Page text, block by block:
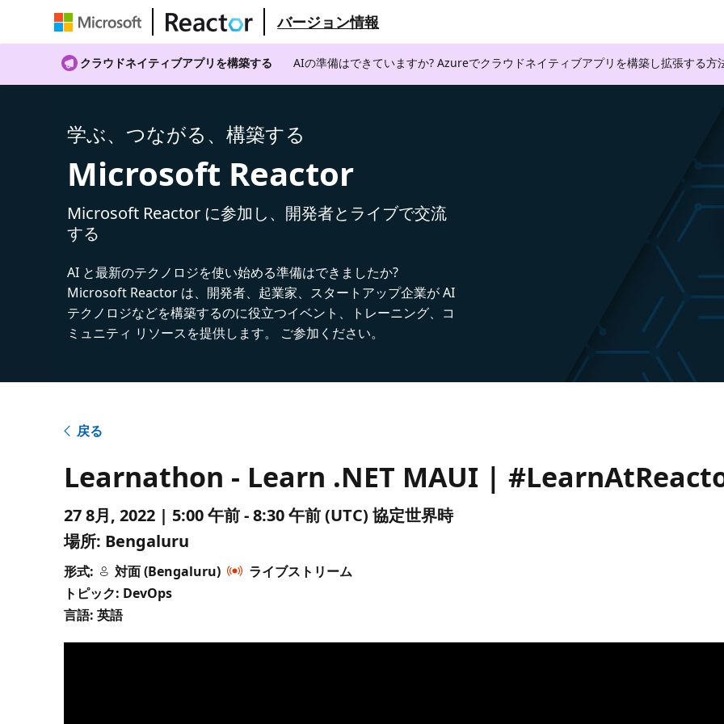
バージョン情報
クラウドネイティブアプリを構築する AIの準備はできていますか? Azureでクラウドネイティブアプリを構築し拡張する方
学ぶ、つながる、構築する
Microsoft Reactor
Microsoft Reactor に参加し、開発者とライブで交流
する
AI と最新のテクノロジを使い始める準備はできましたか?
Microsoft Reactor は、開発者、起業家、スタートアップ企業が AI
テクノロジなどを構築するのに役立つイベント、トレーニング、コ
ミュニティ リソースを提供します。 ご参加ください。
戻る
Learnathon - Learn .NET MAUI |
27 8月, 2022 | 5:00 午前 - 8:30 午前 (UTC) 協定世界時
場所: Bengaluru
形式: 対面 (Bengaluru)
ライブストリーム
トピック: DevOps
言語: 英語